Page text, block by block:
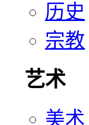
历史
宗教
艺术
美术